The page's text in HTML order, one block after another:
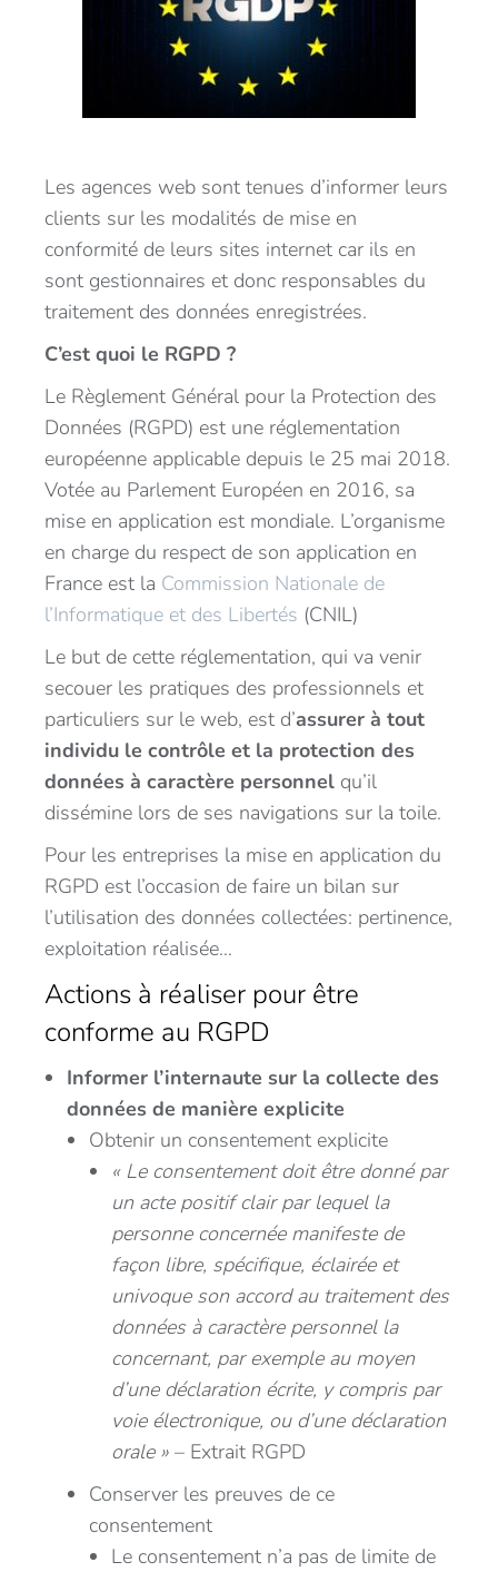
Les agences web sont tenues d’informer leurs
clients sur les modalités de mise en
conformité de leurs sites internet car ils en
sont gestionnaires et donc responsables du
traitement des données enregistrées.
C’est quoi le RGPD ?
Le Règlement Général pour la Protection des
Données (RGPD) est une réglementation
européenne applicable depuis le 25 mai 2018.
Votée au Parlement Européen en 2016, sa
mise en application est mondiale. L’organisme
en charge du respect de son application en
France est la Commission Nationale de
l’Informatique et des Libertés (CNIL)
Le but de cette réglementation, qui va venir
secouer les pratiques des professionnels et
particuliers sur le web, est d’assurer à tout
individu le contrôle et la protection des
données à caractère personnel qu’il
dissémine lors de ses navigations sur la toile.
Pour les entreprises la mise en application du
RGPD est l’occasion de faire un bilan sur
l’utilisation des données collectées: pertinence,
exploitation réalisée…
Actions à réaliser pour être
conforme au RGPD
Informer l’internaute sur la collecte des
données de manière explicite
Obtenir un consentement explicite
« Le consentement doit être donné par
un acte positif clair par lequel la
personne concernée manifeste de
façon libre, spécifique, éclairée et
univoque son accord au traitement des
données à caractère personnel la
concernant, par exemple au moyen
d’une déclaration écrite, y compris par
voie électronique, ou d’une déclaration
orale » – Extrait RGPD
Conserver les preuves de ce
consentement
Le consentement n’a pas de limite de